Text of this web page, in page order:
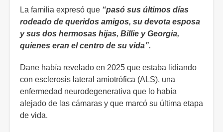
La familia expresó que “pasó sus últimos días
rodeado de queridos amigos, su devota esposa
y sus dos hermosas hijas, Billie y Georgia,
quienes eran el centro de su vida”.
Dane había revelado en 2025 que estaba lidiando
con esclerosis lateral amiotrófica (ALS), una
enfermedad neurodegenerativa que lo había
alejado de las cámaras y que marcó su última etapa
de vida.